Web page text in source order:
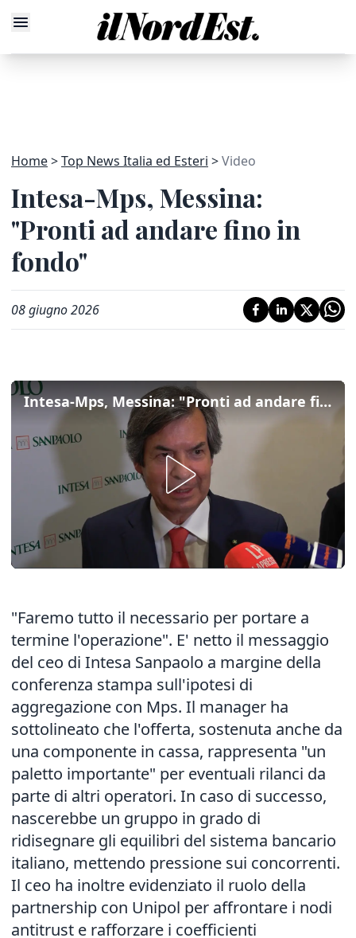
Home Top News Italia ed Esteri Video
Intesa-Mps, Messina:
"Pronti ad andare fino in
fondo"
08 giugno 2026
Intesa-Mps, Messina: "Pronti ad andare fino in fondo"
"Faremo tutto il necessario per portare a
termine l'operazione". E' netto il messaggio
del ceo di Intesa Sanpaolo a margine della
conferenza stampa sull'ipotesi di
aggregazione con Mps. Il manager ha
sottolineato che l'offerta, sostenuta anche da
una componente in cassa, rappresenta "un
paletto importante" per eventuali rilanci da
parte di altri operatori. In caso di successo,
nascerebbe un gruppo in grado di
ridisegnare gli equilibri del sistema bancario
italiano, mettendo pressione sui concorrenti.
Il ceo ha inoltre evidenziato il ruolo della
partnership con Unipol per affrontare i nodi
antitrust e rafforzare i coefficienti